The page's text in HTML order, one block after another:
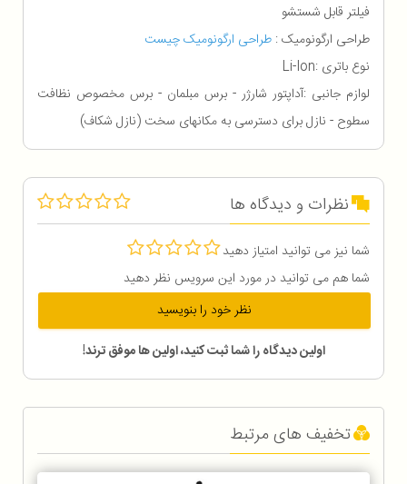
فیلتر قابل شستشو
طراحی ارگونومیک : طراحی ارگونومیک چیست
نوع باتری :Li-Ion
لوازم جانبی :آداپتور شارژر - برس مبلمان - برس مخصوص نظافت
سطوح - نازل برای دسترسی به مکانهای سخت (نازل شکاف)
نظرات و دیدگاه ها
شما نیز می توانید امتیاز دهید
شما هم می توانید در مورد این سرویس نظر دهید
نظر خود را بنویسید
اولین دیدگاه را شما ثبت کنید، اولین ها موفق ترند!
تخفیف های مرتبط